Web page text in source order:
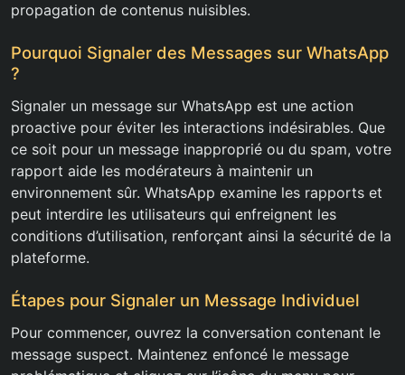
propagation de contenus nuisibles.
Pourquoi Signaler des Messages sur WhatsApp
?
Signaler un message sur WhatsApp est une action
proactive pour éviter les interactions indésirables. Que
ce soit pour un message inapproprié ou du spam, votre
rapport aide les modérateurs à maintenir un
environnement sûr. WhatsApp examine les rapports et
peut interdire les utilisateurs qui enfreignent les
conditions d’utilisation, renforçant ainsi la sécurité de la
plateforme.
Étapes pour Signaler un Message Individuel
Pour commencer, ouvrez la conversation contenant le
message suspect. Maintenez enfoncé le message